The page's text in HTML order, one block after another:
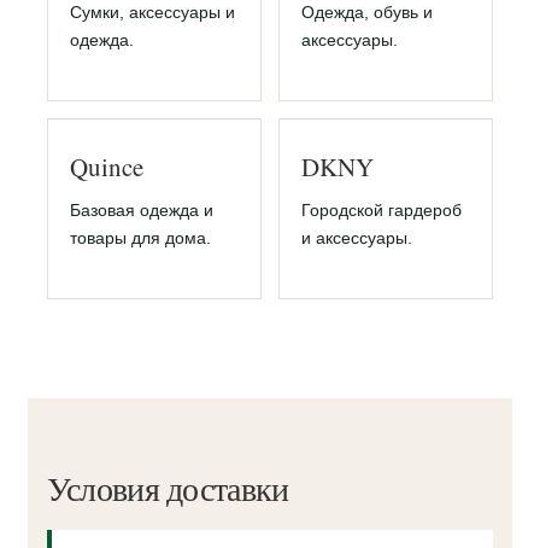
Сумки, аксессуары и
одежда.
Одежда, обувь и
аксессуары.
Quince
Базовая одежда и
товары для дома.
DKNY
Городской гардероб
и аксессуары.
Условия доставки